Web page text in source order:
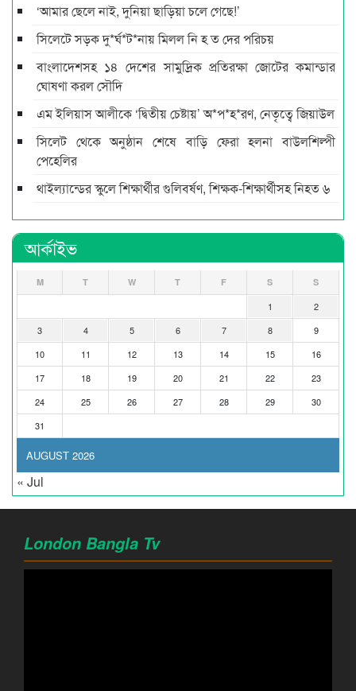
‘আমার ছেলে নাই, দুনিয়া ছাড়িয়া চলে গেছে!’
সিলেটে সড়ক দু*র্ঘ*ট*নায় মিলল নি হ ত দের পরিচয়
বাংলাদেশসহ ১৪ দেশের সামুদ্রিক প্রতিরক্ষা জোটের কমান্ডার
ঘোষণা করল সৌদি
এম ইলিয়াস আলীকে ‘দ্বিতীয় চেষ্টায়’ অ*প*হ*রণ, নেতৃত্বে জিয়াউল
সিলেট থেকে অনুষ্ঠান শেষে বাড়ি ফেরা হলনা বাউলশিল্পী
পেহেলির
থাইল্যান্ডের স্কুলে শিক্ষার্থীর গুলিবর্ষণ, শিক্ষক-শিক্ষার্থীসহ নিহত ৬
আর্কাইভ
AUGUST 2026
M T W T F S S
1
2
3
4 5 6 7 8
9
10
11 12 13 14 15
16
17
18 19 20 21 22
23
24
25 26 27 28 29
30
31
« Jul
London Bangla Tv